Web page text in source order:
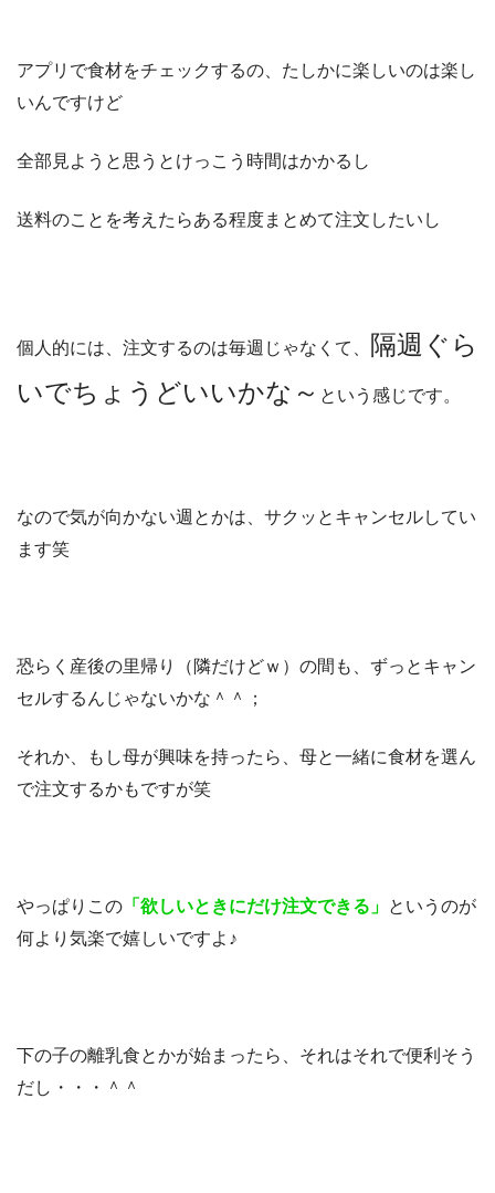
アプリで食材をチェックするの、たしかに楽しいのは楽し
いんですけど
全部見ようと思うとけっこう時間はかかるし
送料のことを考えたらある程度まとめて注文したいし
個人的には、注文するのは毎週じゃなくて、
隔週ぐら
いでちょうどいいかな～ という感じです。
なので気が向かない週とかは、サクッとキャンセルしてい
ます笑
恐らく産後の里帰り（隣だけどｗ）の間も、ずっとキャン
セルするんじゃないかな＾＾；
それか、もし母が興味を持ったら、母と一緒に食材を選ん
で注文するかもですが笑
やっぱりこの 「欲しいときにだけ注文できる」 というのが
何より気楽で嬉しいですよ♪
下の子の離乳食とかが始まったら、それはそれで便利そう
だし・・・＾＾